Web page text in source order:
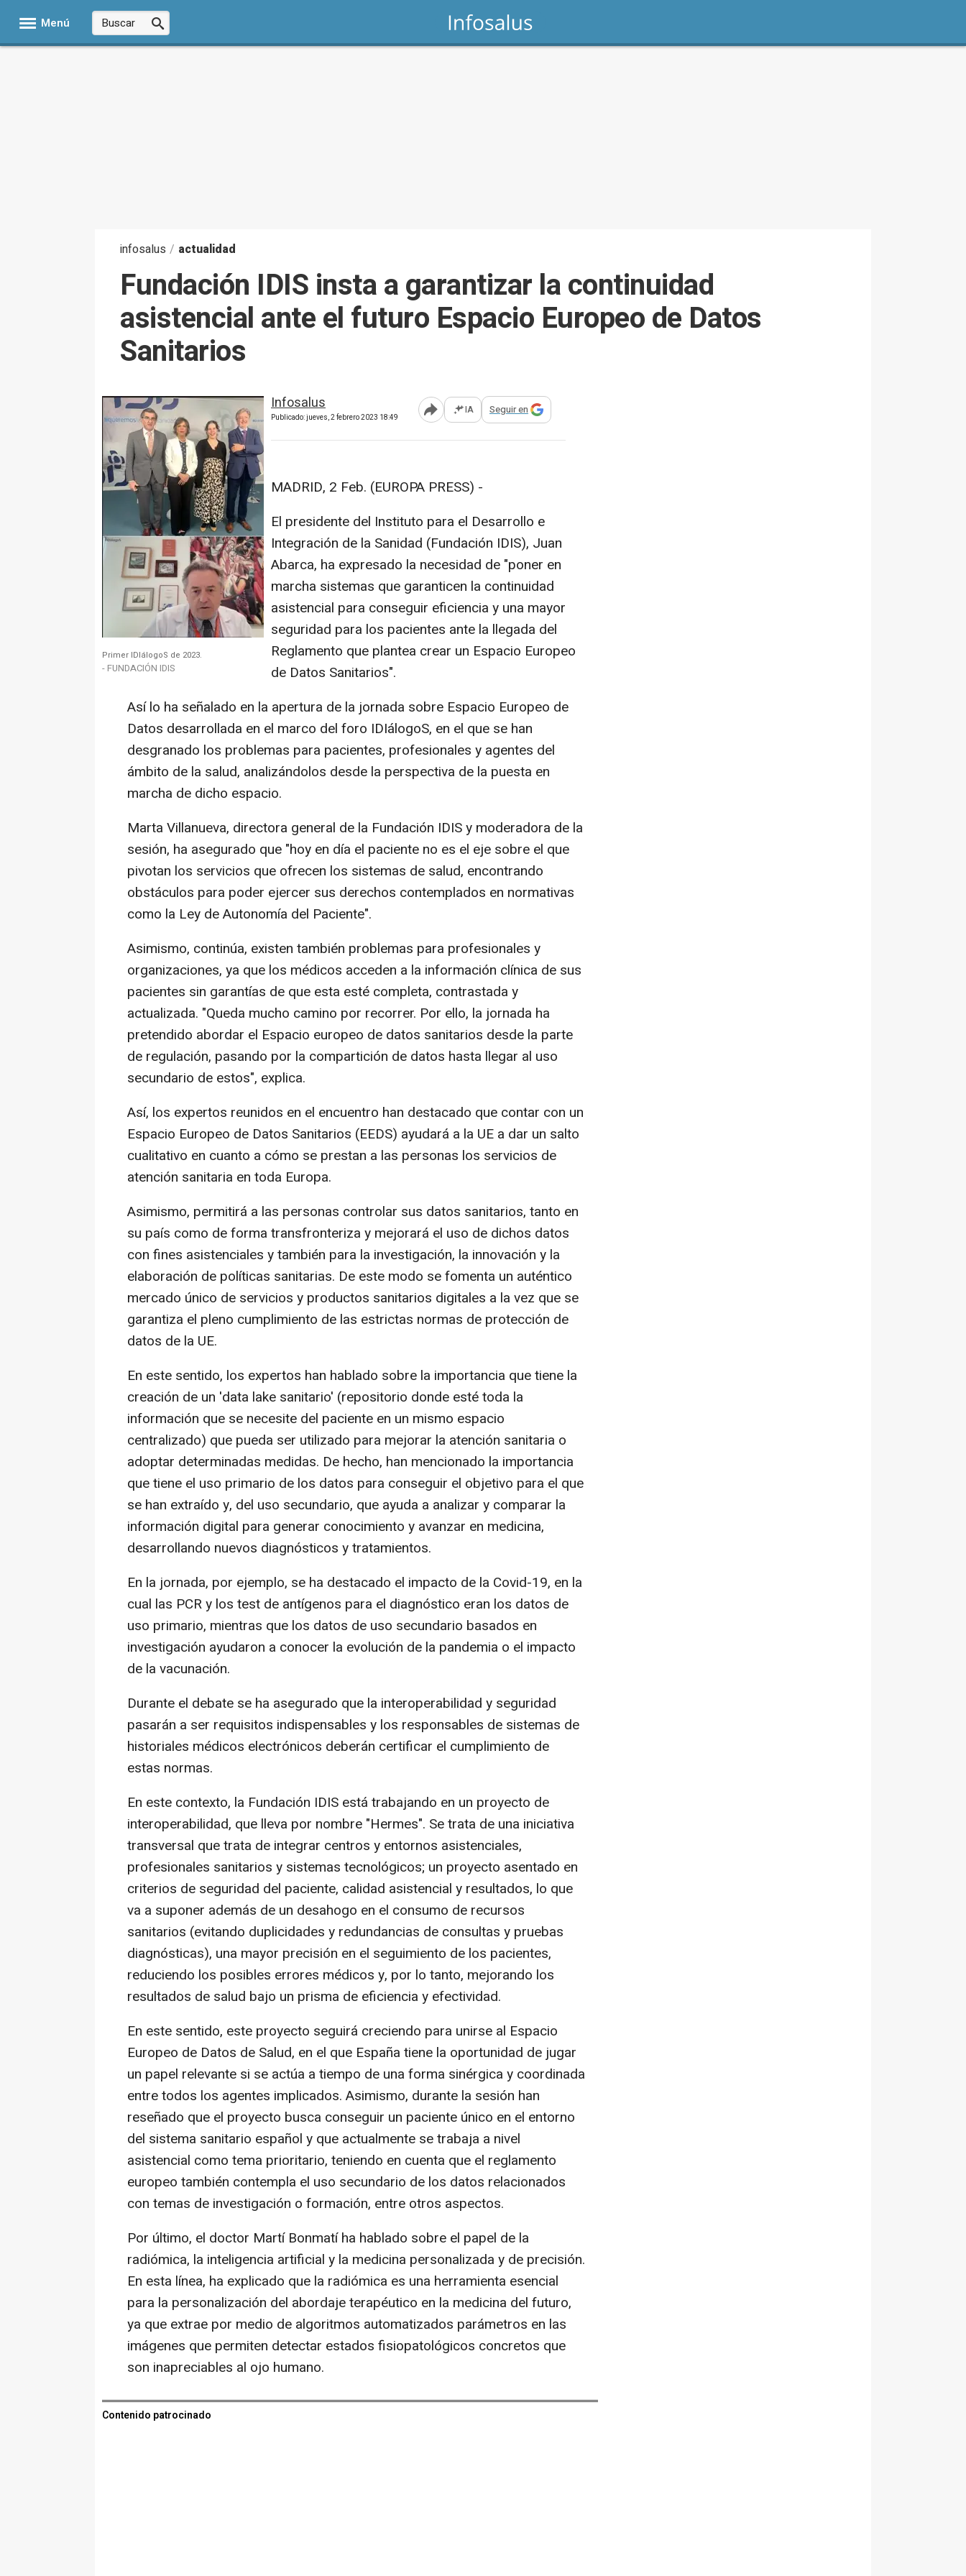
Menú
infosalus / actualidad
Fundación IDIS insta a garantizar la continuidad
asistencial ante el futuro Espacio Europeo de Datos
Sanitarios
Primer IDIálogoS de 2023.
- FUNDACIÓN IDIS
Infosalus
Publicado: jueves, 2 febrero 2023 18:49 Abrir opciones para compartir
IA Seguir en
MADRID, 2 Feb. (EUROPA PRESS) -
El presidente del Instituto para el Desarrollo e
Integración de la Sanidad (Fundación IDIS), Juan
Abarca, ha expresado la necesidad de "poner en
marcha sistemas que garanticen la continuidad
asistencial para conseguir eficiencia y una mayor
seguridad para los pacientes ante la llegada del
Reglamento que plantea crear un Espacio Europeo
de Datos Sanitarios".
Así lo ha señalado en la apertura de la jornada sobre Espacio Europeo de
Datos desarrollada en el marco del foro IDIálogoS, en el que se han
desgranado los problemas para pacientes, profesionales y agentes del
ámbito de la salud, analizándolos desde la perspectiva de la puesta en
marcha de dicho espacio.
Marta Villanueva, directora general de la Fundación IDIS y moderadora de la
sesión, ha asegurado que "hoy en día el paciente no es el eje sobre el que
pivotan los servicios que ofrecen los sistemas de salud, encontrando
obstáculos para poder ejercer sus derechos contemplados en normativas
como la Ley de Autonomía del Paciente".
Asimismo, continúa, existen también problemas para profesionales y
organizaciones, ya que los médicos acceden a la información clínica de sus
pacientes sin garantías de que esta esté completa, contrastada y
actualizada. "Queda mucho camino por recorrer. Por ello, la jornada ha
pretendido abordar el Espacio europeo de datos sanitarios desde la parte
de regulación, pasando por la compartición de datos hasta llegar al uso
secundario de estos", explica.
Así, los expertos reunidos en el encuentro han destacado que contar con un
Espacio Europeo de Datos Sanitarios (EEDS) ayudará a la UE a dar un salto
cualitativo en cuanto a cómo se prestan a las personas los servicios de
atención sanitaria en toda Europa.
Asimismo, permitirá a las personas controlar sus datos sanitarios, tanto en
su país como de forma transfronteriza y mejorará el uso de dichos datos
con fines asistenciales y también para la investigación, la innovación y la
elaboración de políticas sanitarias. De este modo se fomenta un auténtico
mercado único de servicios y productos sanitarios digitales a la vez que se
garantiza el pleno cumplimiento de las estrictas normas de protección de
datos de la UE.
En este sentido, los expertos han hablado sobre la importancia que tiene la
creación de un 'data lake sanitario' (repositorio donde esté toda la
información que se necesite del paciente en un mismo espacio
centralizado) que pueda ser utilizado para mejorar la atención sanitaria o
adoptar determinadas medidas. De hecho, han mencionado la importancia
que tiene el uso primario de los datos para conseguir el objetivo para el que
se han extraído y, del uso secundario, que ayuda a analizar y comparar la
información digital para generar conocimiento y avanzar en medicina,
desarrollando nuevos diagnósticos y tratamientos.
En la jornada, por ejemplo, se ha destacado el impacto de la Covid-19, en la
cual las PCR y los test de antígenos para el diagnóstico eran los datos de
uso primario, mientras que los datos de uso secundario basados en
investigación ayudaron a conocer la evolución de la pandemia o el impacto
de la vacunación.
Durante el debate se ha asegurado que la interoperabilidad y seguridad
pasarán a ser requisitos indispensables y los responsables de sistemas de
historiales médicos electrónicos deberán certificar el cumplimiento de
estas normas.
En este contexto, la Fundación IDIS está trabajando en un proyecto de
interoperabilidad, que lleva por nombre "Hermes". Se trata de una iniciativa
transversal que trata de integrar centros y entornos asistenciales,
profesionales sanitarios y sistemas tecnológicos; un proyecto asentado en
criterios de seguridad del paciente, calidad asistencial y resultados, lo que
va a suponer además de un desahogo en el consumo de recursos
sanitarios (evitando duplicidades y redundancias de consultas y pruebas
diagnósticas), una mayor precisión en el seguimiento de los pacientes,
reduciendo los posibles errores médicos y, por lo tanto, mejorando los
resultados de salud bajo un prisma de eficiencia y efectividad.
En este sentido, este proyecto seguirá creciendo para unirse al Espacio
Europeo de Datos de Salud, en el que España tiene la oportunidad de jugar
un papel relevante si se actúa a tiempo de una forma sinérgica y coordinada
entre todos los agentes implicados. Asimismo, durante la sesión han
reseñado que el proyecto busca conseguir un paciente único en el entorno
del sistema sanitario español y que actualmente se trabaja a nivel
asistencial como tema prioritario, teniendo en cuenta que el reglamento
europeo también contempla el uso secundario de los datos relacionados
con temas de investigación o formación, entre otros aspectos.
Por último, el doctor Martí Bonmatí ha hablado sobre el papel de la
radiómica, la inteligencia artificial y la medicina personalizada y de precisión.
En esta línea, ha explicado que la radiómica es una herramienta esencial
para la personalización del abordaje terapéutico en la medicina del futuro,
ya que extrae por medio de algoritmos automatizados parámetros en las
imágenes que permiten detectar estados fisiopatológicos concretos que
son inapreciables al ojo humano.
Contenido patrocinado